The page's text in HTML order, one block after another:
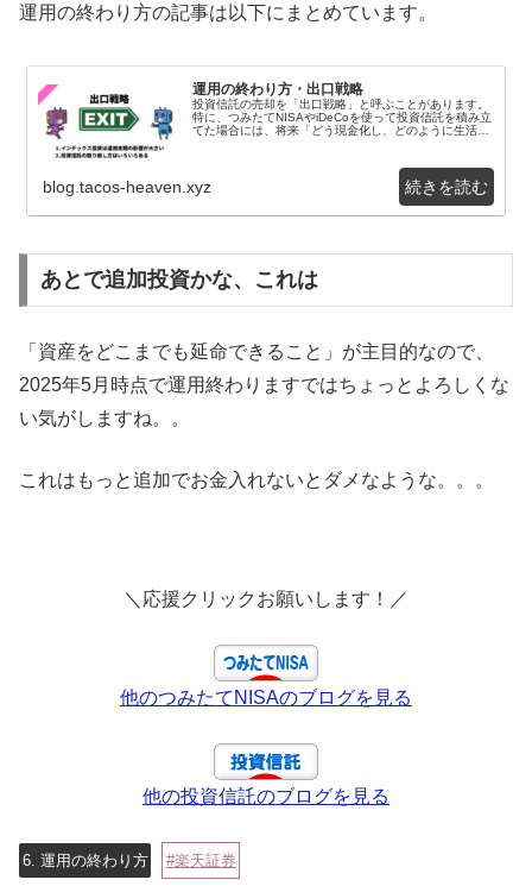
運用の終わり方の記事は以下にまとめています。
運用の終わり方・出口戦略
投資信託の売却を「出口戦略」と呼ぶことがあります。
特に、つみたてNISAやiDeCoを使って投資信託を積み立
てた場合には、将来「どう現金化し、どのように生活に
blog.tacos-heaven.xyz
あとで追加投資かな、これは
「資産をどこまでも延命できること」が主目的なので、
2025年5月時点で運用終わりますではちょっとよろしくな
い気がしますね。。
これはもっと追加でお金入れないとダメなような。。。
＼応援クリックお願いします！／
他のつみたてNISAのブログを見る
他の投資信託のブログを見る
6. 運用の終わり方 楽天証券